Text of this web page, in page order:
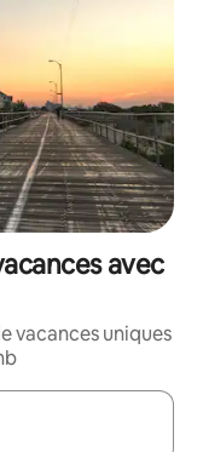
avec
vacances uniques
les flèches vers le